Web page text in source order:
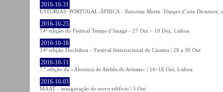
2016-10-31
ESTÓRIAS: PORTUGAL-ÁFRICA - Natureza Morta. Visages d’une Dictature
2016-10-25
14ª edição do Festival Temps d´Image - 27 Out > 10 Dez, Lisboa
2016-10-18
14ª edição Doclisboa – Festival Internacional de Cinema | 20 a 30 Out
2016-10-11
7.ª edição da «Abertura de Ateliês de Artistas» | 14>16 Out, Lisboa
2016-10-03
MAAT - inauguração do novo edifício | 5 Out